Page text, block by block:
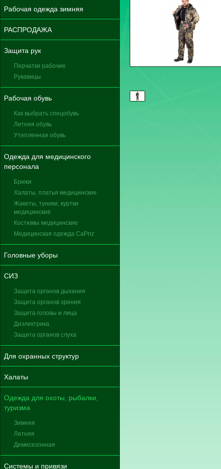
Рабочая одежда зимняя
РАСПРОДАЖА
Защита рук
Перчатки рабочие
Рукавицы
Рабочая обувь
Как выбрать спецобувь
Летняя обувь
Утепленная обувь
Одежда для медицинского
персонала
Брюки
Халаты, платья медицинские
Жакеты, туники, куртки
медицинские
Костюмы медицинские
Медицинская одежда CaPriz
Головные уборы
СИЗ
Защита органов дыхания
Защита органов зрения
Защита головы и лица
Диэлектрика
Защита органов слуха
Для охранных структур
Халаты
Одежда для охоты, рыбалки,
туризма
Зимняя
Летняя
Демисезонная
Системы и привязи